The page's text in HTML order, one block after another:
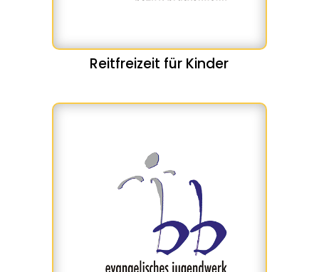
Reitfreizeit für Kinder